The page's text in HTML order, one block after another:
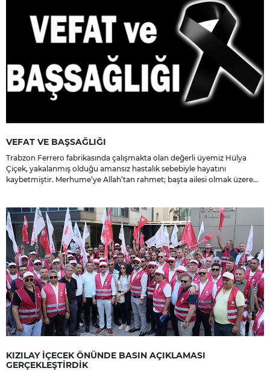
VEFAT VE BAŞSAĞLIĞI
Trabzon Ferrero fabrikasında çalışmakta olan değerli üyemiz Hülya
Çiçek, yakalanmış olduğu amansız hastalık sebebiyle hayatını
kaybetmiştir. Merhume’ye Allah’tan rahmet; başta ailesi olmak üzere
KIZILAY İÇECEK ÖNÜNDE BASIN AÇIKLAMASI
GERÇEKLEŞTİRDİK